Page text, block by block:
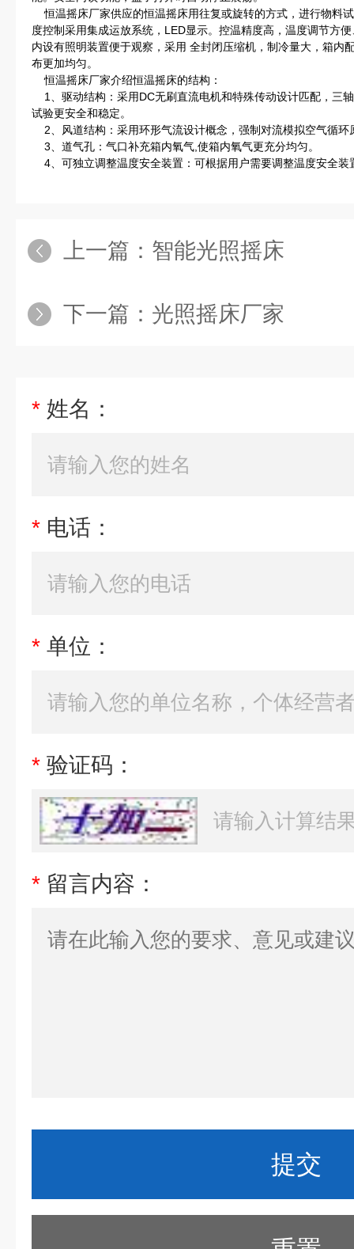
恒温摇床厂家供应的恒温摇床用往复或旋转的方式，进行物料
度控制采用集成运放系统，LED显示。控温精度高，温度调节方
内设有照明装置便于观察，采用 全封闭压缩机，制冷量大，箱内
布更加均匀。
恒温摇床厂家介绍恒温摇床的结构：
1、驱动结构：采用DC无刷直流电机和特殊传动设计匹配，三
试验更安全和稳定。
2、风道结构：采用环形气流设计概念，强制对流模拟空气循环
3、道气孔：气口补充箱内氧气,使箱内氧气更充分均匀。
4、可独立调整温度安全装置：可根据用户需要调整温度安全装
上一篇： 智能光照摇床
下一篇： 光照摇床厂家
* 姓名：
* 电话：
* 单位：
* 验证码：
* 留言内容：